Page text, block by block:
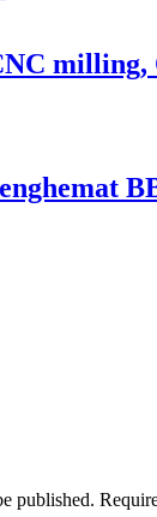
milling,
published.